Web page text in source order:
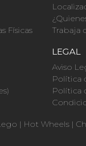
Físicas
Trabaja
LEGAL
Aviso
Política
Política
| Hot Wheels |